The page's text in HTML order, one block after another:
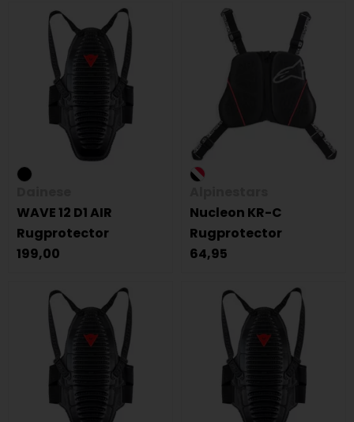
WAVE 12 D1 AIR
Rugprotector
199,00
Nucleon KR-C
Rugprotector
64,95